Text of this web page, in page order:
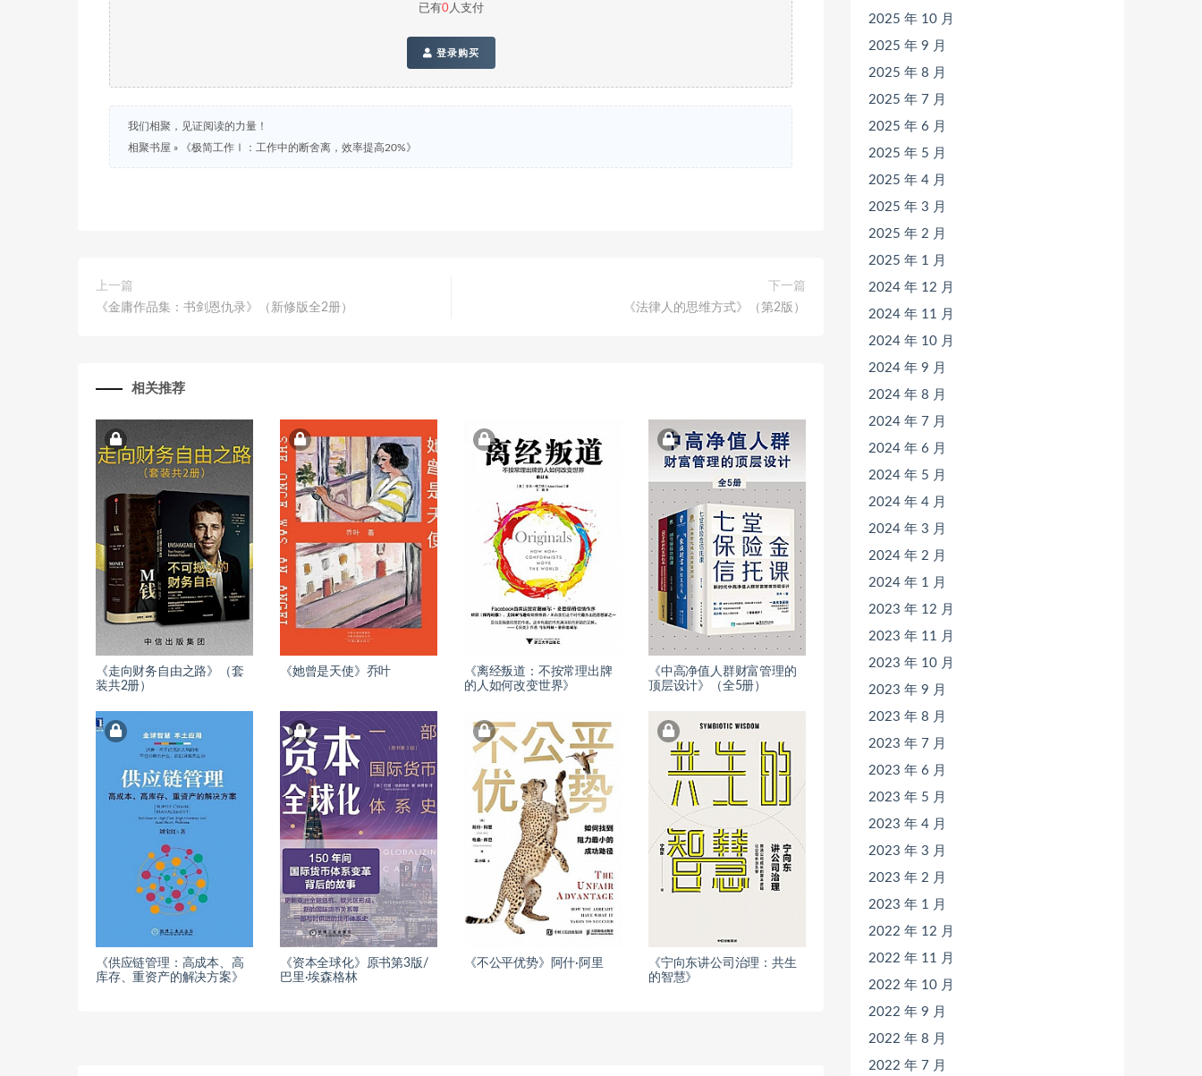
已有0人支付
登录购买
我们相聚，见证阅读的力量！
相聚书屋 » 《极简工作Ⅰ：工作中的断舍离，效率提高20%》
上一篇
《金庸作品集：书剑恩仇录》（新修版全2册）
下一篇
《法律人的思维方式》（第2版）
相关推荐
《走向财务自由之路》（套
装共2册）
《她曾是天使》乔叶
《离经叛道：不按常理出牌
的人如何改变世界》
《中高净值人群财富管理的
顶层设计》（全5册）
《供应链管理：高成本、高
库存、重资产的解决方案》
《资本全球化》原书第3版/
巴里·埃森格林
《不公平优势》阿什·阿里
《宁向东讲公司治理：共生
的智慧》
2025 年 10 月
2025 年 9 月
2025 年 8 月
2025 年 7 月
2025 年 6 月
2025 年 5 月
2025 年 4 月
2025 年 3 月
2025 年 2 月
2025 年 1 月
2024 年 12 月
2024 年 11 月
2024 年 10 月
2024 年 9 月
2024 年 8 月
2024 年 7 月
2024 年 6 月
2024 年 5 月
2024 年 4 月
2024 年 3 月
2024 年 2 月
2024 年 1 月
2023 年 12 月
2023 年 11 月
2023 年 10 月
2023 年 9 月
2023 年 8 月
2023 年 7 月
2023 年 6 月
2023 年 5 月
2023 年 4 月
2023 年 3 月
2023 年 2 月
2023 年 1 月
2022 年 12 月
2022 年 11 月
2022 年 10 月
2022 年 9 月
2022 年 8 月
2022 年 7 月